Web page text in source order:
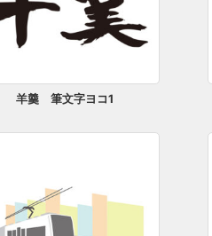
羊羹 筆文字ヨコ1